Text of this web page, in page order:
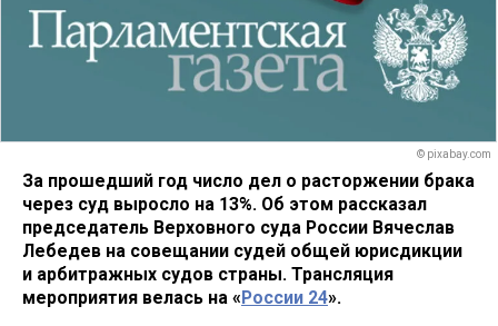
© pixabay.com
За прошедший год число дел о расторжении брака
через суд выросло на 13%. Об этом рассказал
председатель Верховного суда России Вячеслав
Лебедев на совещании судей общей юрисдикции
и арбитражных судов страны. Трансляция
мероприятия велась на «России 24».